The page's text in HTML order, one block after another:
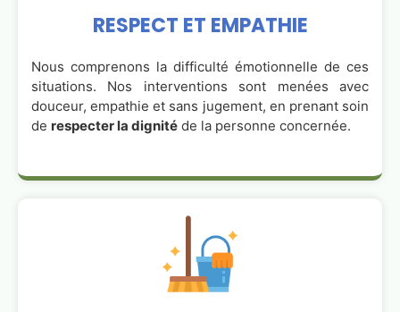
RESPECT ET EMPATHIE
Nous comprenons la difficulté émotionnelle de ces
situations. Nos interventions sont menées avec
douceur, empathie et sans jugement, en prenant soin
de respecter la dignité de la personne concernée.